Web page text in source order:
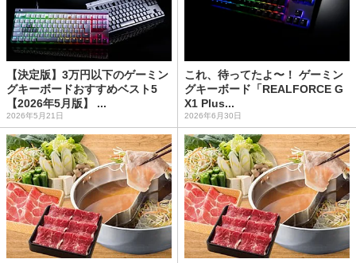
【決定版】3万円以下のゲーミン
グキーボードおすすめベスト5
【2026年5月版】 ...
2026年5月21日
これ、待ってたよ〜！ ゲーミン
グキーボード「REALFORCE G
X1 Plus...
2026年6月30日